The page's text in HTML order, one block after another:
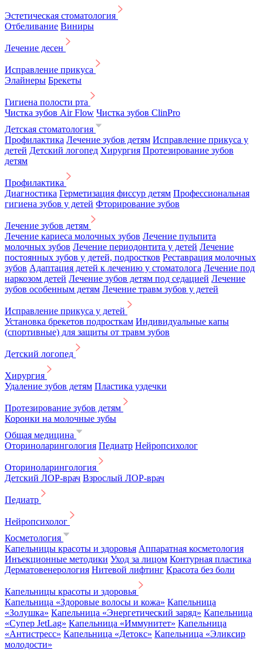
Эстетическая стоматология
Отбеливание Виниры
Лечение десен
Исправление прикуса
Элайнеры Брекеты
Гигиена полости рта
Чистка зубов Air Flow Чистка зубов ClinPro
Детская стоматология
Профилактика Лечение зубов детям Исправление прикуса у
детей Детский логопед Хирургия Протезирование зубов
детям
Профилактика
Диагностика Герметизация фиссур детям Профессиональная
гигиена зубов у детей Фторирование зубов
Лечение зубов детям
Лечение кариеса молочных зубов Лечение пульпита
молочных зубов Лечение периодонтита у детей Лечение
постоянных зубов у детей, подростков Реставрация молочных
зубов Адаптация детей к лечению у стоматолога Лечение под
наркозом детей Лечение зубов детям под седацией Лечение
зубов особенным детям Лечение травм зубов у детей
Исправление прикуса у детей
Установка брекетов подросткам Индивидуальные капы
(спортивные) для защиты от травм зубов
Детский логопед
Хирургия
Удаление зубов детям Пластика уздечки
Протезирование зубов детям
Коронки на молочные зубы
Общая медицина
Оториноларингология Педиатр Нейропсихолог
Оториноларингология
Детский ЛОР-врач Взрослый ЛОР-врач
Педиатр
Нейропсихолог
Косметология
Капельницы красоты и здоровья Аппаратная косметология
Инъекционные методики Уход за лицом Контурная пластика
Дерматовенерология Нитевой лифтинг Красота без боли
Капельницы красоты и здоровья
Капельница «Здоровые волосы и кожа» Капельница
«Золушка» Капельница «Энергетический заряд» Капельница
«Супер JetLag» Капельница «Иммунитет» Капельница
«Антистресс» Капельница «Детокс» Капельница «Эликсир
молодости»